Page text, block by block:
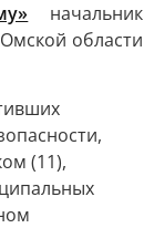
начальник
области
(11),